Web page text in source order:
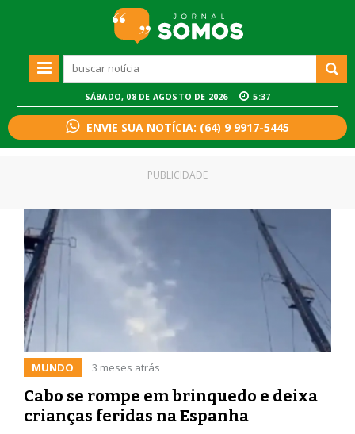
SÁBADO, 08 DE AGOSTO DE 2026 5:37
ENVIE SUA NOTÍCIA: (64) 9 9917-5445
MUNDO 3 meses atrás
Cabo se rompe em brinquedo e deixa
crianças feridas na Espanha
PUBLICIDADE